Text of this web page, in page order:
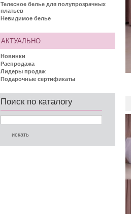
Телесное белье для полупрозрачных
платьев
Невидимое белье
АКТУАЛЬНО
Новинки
Распродажа
Лидеры продаж
Подарочные сертификаты
Поиск по каталогу